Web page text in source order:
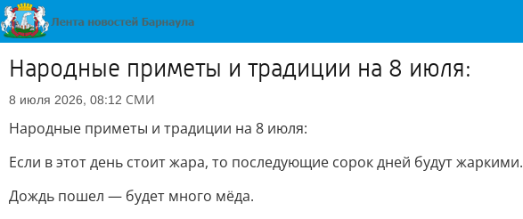
Народные приметы и традиции на 8 июля:
8 июля 2026, 08:12 СМИ
Народные приметы и традиции на 8 июля:
Если в этот день стоит жара, то последующие сорок дней будут жаркими.
Дождь пошел — будет много мёда.